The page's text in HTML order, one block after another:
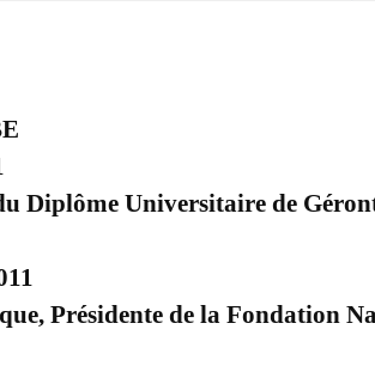
Diplôme Universitaire de
Présidente de la Fondation